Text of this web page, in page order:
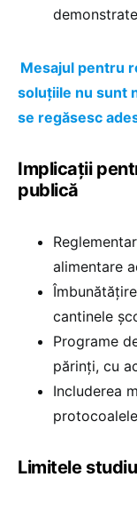
demonstrate
Mesajul pentru
soluțiile nu sunt
se regăsesc
Implicații
publică
alimentare
cantinele
Programe
părinți, cu
Includerea
Limitele